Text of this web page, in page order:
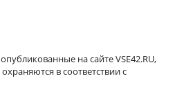
на сайте VSE42.RU,
в соответствии с